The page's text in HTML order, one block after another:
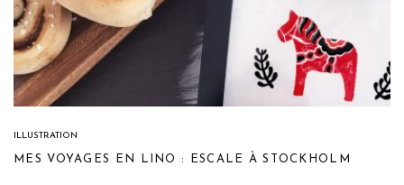
ILLUSTRATION
MES VOYAGES EN LINO : ESCALE À STOCKHOLM